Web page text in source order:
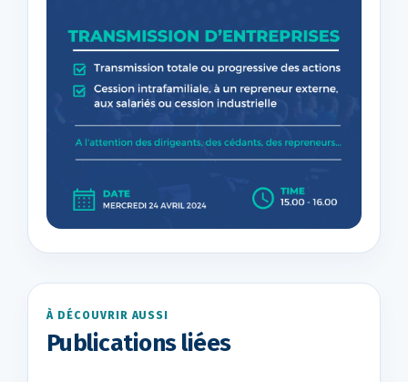
À DÉCOUVRIR AUSSI
Publications liées